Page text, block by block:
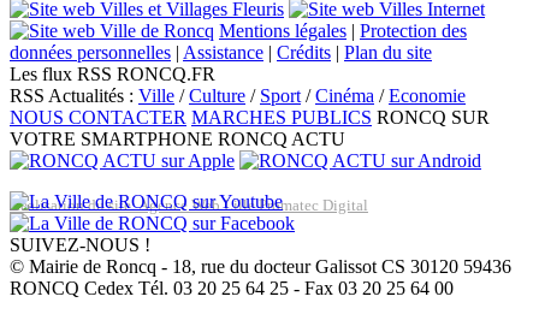
Mentions légales | Protection des
données personnelles | Assistance | Crédits | Plan du site
Les flux RSS RONCQ.FR
RSS Actualités : Ville /Culture / Sport/Cinéma /Economie
NOUS CONTACTER MARCHES PUBLICS RONCQ SUR
VOTRE SMARTPHONE RONCQ ACTU
Réalisation du site: Agence Web Lille Promatec Digital
SUIVEZ-NOUS !
© Mairie de Roncq - 18, rue du docteur Galissot CS 30120 59436
RONCQ Cedex Tél. 03 20 25 64 25 - Fax 03 20 25 64 00